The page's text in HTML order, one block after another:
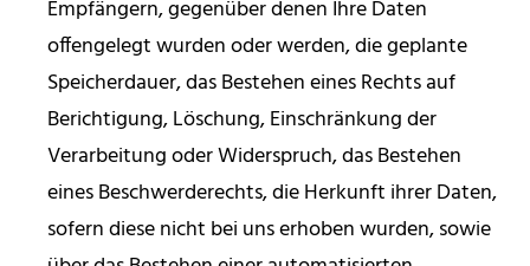
Empfängern, gegenüber denen Ihre Daten
offengelegt wurden oder werden, die geplante
Speicherdauer, das Bestehen eines Rechts auf
Berichtigung, Löschung, Einschränkung der
Verarbeitung oder Widerspruch, das Bestehen
eines Beschwerderechts, die Herkunft ihrer Daten,
sofern diese nicht bei uns erhoben wurden, sowie